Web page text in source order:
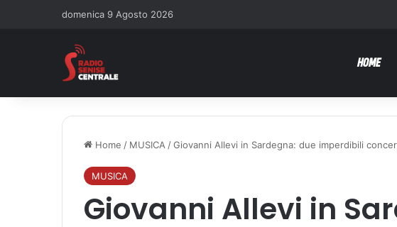
domenica 9 Agosto 2026
HOME
Home / MUSICA /Giovanni Allevi in Sardegna: due imperdibili
MUSICA
Giovanni Allevi in